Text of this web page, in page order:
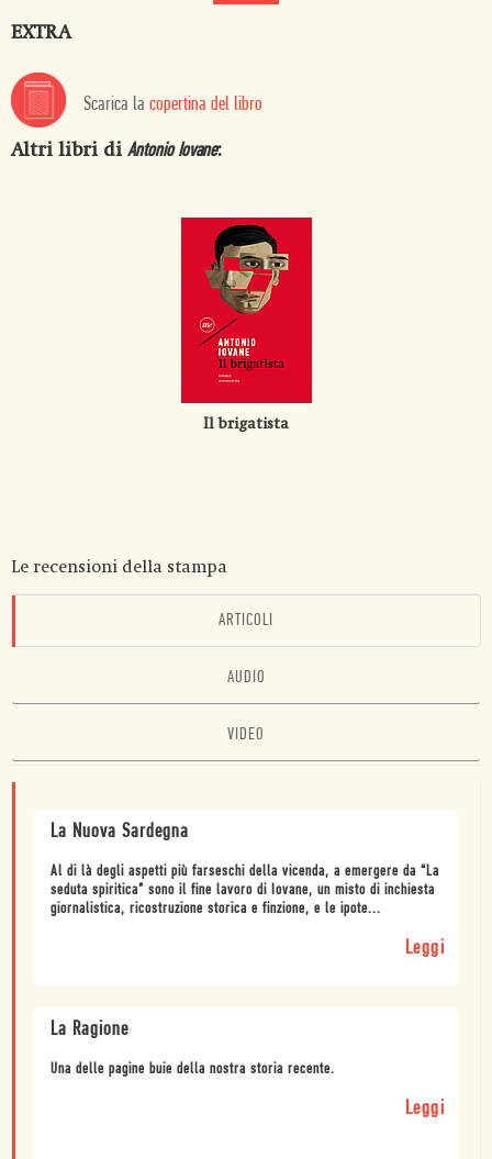
EXTRA
Scarica la copertina del libro
Altri libri di Antonio Iovane:
Il brigatista
Le recensioni della stampa
ARTICOLI
AUDIO
VIDEO
La Nuova Sardegna
Al di là degli aspetti più farseschi della vicenda, a emergere da “La
seduta spiritica” sono il fine lavoro di Iovane, un misto di inchiesta
giornalistica, ricostruzione storica e finzione, e le ipote...
Leggi
La Ragione
Una delle pagine buie della nostra storia recente.
Leggi